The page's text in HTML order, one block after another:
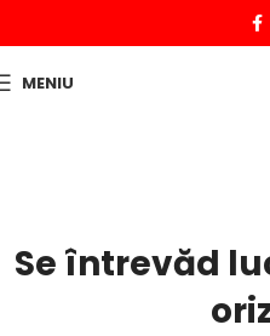
MENIU
Se întrevăd